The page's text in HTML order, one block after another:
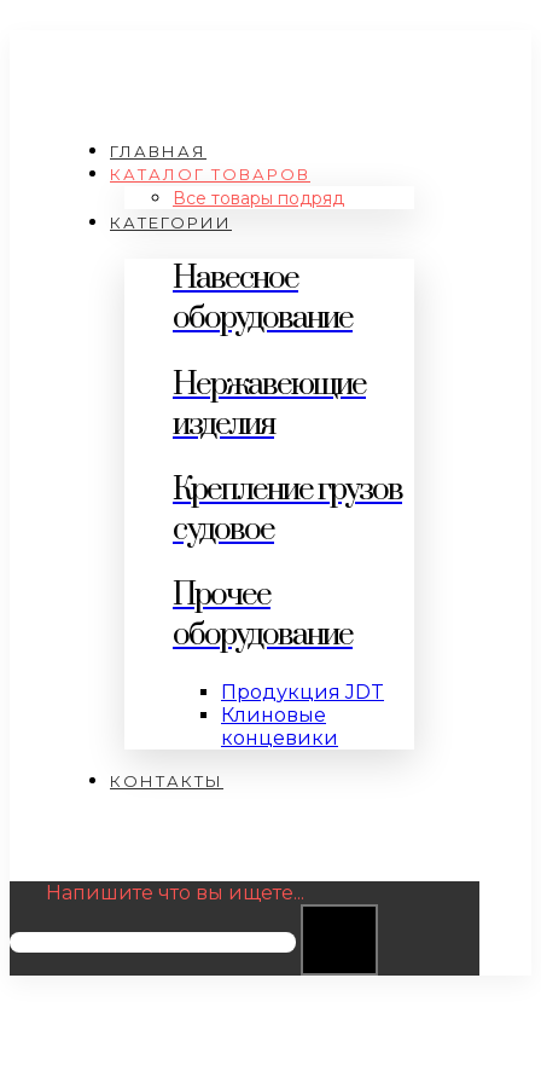
ГЛАВНАЯ
КАТАЛОГ ТОВАРОВ
Все товары подряд
КАТЕГОРИИ
Навесное
оборудование
Нержавеющие
изделия
Крепление грузов
судовое
Прочее
оборудование
Продукция JDT
Клиновые
концевики
КОНТАКТЫ
Напишите что вы ищете...